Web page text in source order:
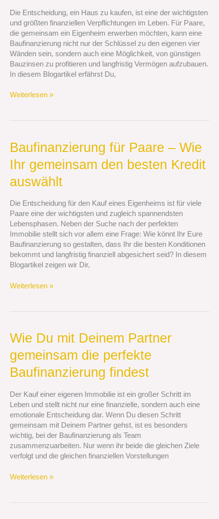
Die Entscheidung, ein Haus zu kaufen, ist eine der wichtigsten
und größten finanziellen Verpflichtungen im Leben. Für Paare,
die gemeinsam ein Eigenheim erwerben möchten, kann eine
Baufinanzierung nicht nur der Schlüssel zu den eigenen vier
Wänden sein, sondern auch eine Möglichkeit, von günstigen
Bauzinsen zu profitieren und langfristig Vermögen aufzubauen.
In diesem Blogartikel erfährst Du,
als
Paar
von
günstigen
Bauzinsen
profitiert
Weiterlesen »
Baufinanzierung für Paare – Wie
Ihr gemeinsam den besten Kredit
auswählt
Die Entscheidung für den Kauf eines Eigenheims ist für viele
Paare eine der wichtigsten und zugleich spannendsten
Lebensphasen. Neben der Suche nach der perfekten
Immobilie stellt sich vor allem eine Frage: Wie könnt Ihr Eure
Baufinanzierung so gestalten, dass Ihr die besten Konditionen
bekommt und langfristig finanziell abgesichert seid? In diesem
Blogartikel zeigen wir Dir,
Baufinanzierung
für
Paare
Wie
gemeinsam
den
besten
Kredit
auswählt
Weiterlesen »
Wie Du mit Deinem Partner
gemeinsam die perfekte
Baufinanzierung findest
Der Kauf einer eigenen Immobilie ist ein großer Schritt im
Leben und stellt nicht nur eine finanzielle, sondern auch eine
emotionale Entscheidung dar. Wenn Du diesen Schritt
gemeinsam mit Deinem Partner gehst, ist es besonders
wichtig, bei der Baufinanzierung als Team
zusammenzuarbeiten. Nur wenn ihr beide die gleichen Ziele
verfolgt und die gleichen finanziellen Vorstellungen
Wie
Du
mit
Deinem
Partner
die
perfekte
Baufinanzierung
findest
Weiterlesen »